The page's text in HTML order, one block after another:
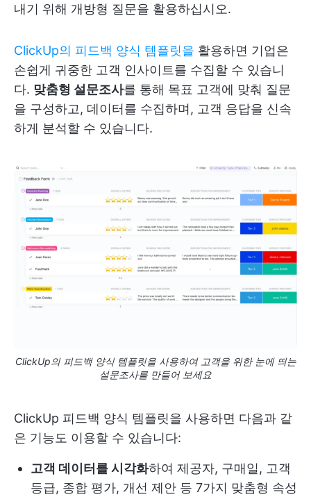
내기 위해 개방형 질문을 활용하십시오.
ClickUp의 피드백 양식 템플릿을 활용하면 기업은
손쉽게 귀중한 고객 인사이트를 수집할 수 있습니
다. 맞춤형 설문조사를 통해 목표 고객에 맞춰 질문
을 구성하고, 데이터를 수집하며, 고객 응답을 신속
하게 분석할 수 있습니다.
ClickUp의 피드백 양식 템플릿을 사용하여 고객을 위한 눈에 띄는
설문조사를 만들어 보세요
ClickUp 피드백 양식 템플릿을 사용하면 다음과 같
은 기능도 이용할 수 있습니다:
고객 데이터를 시각화하여 제공자, 구매일, 고객
등급, 종합 평가, 개선 제안 등 7가지 맞춤형 속성